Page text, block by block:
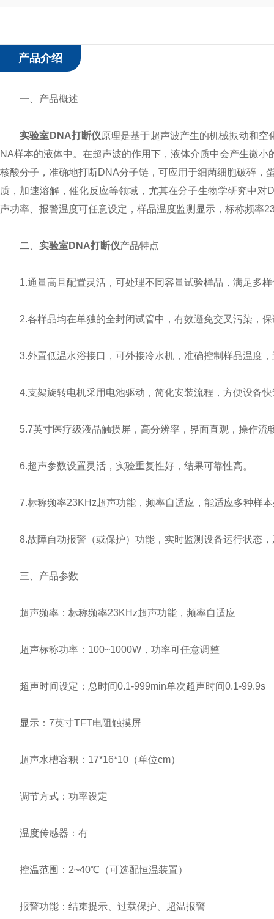
产品介绍
一、产品概述
实验室DNA打断仪原理是基于超声波产生的机械振动和
NA样本的液体中。在超声波的作用下，液体介质中会产生微
核酸分子，准确地打断DNA分子链，可应用于细菌细胞破碎
质，加速溶解，催化反应等领域，尤其在分子生物学研究中
声功率、报警温度可任意设定，样品温度监测显示，标称频率
二、 实验室DNA打断仪产品特点
1.通量高且配置灵活，可处理不同容量试验样品，满足多样
2.各样品均在单独的全封闭试管中，有效避免交叉污染，保
3.外置低温水浴接口，可外接冷水机，准确控制样品温度，
4.支架旋转电机采用电池驱动，简化安装流程，方便设备快
5.7英寸医疗级液晶触摸屏，高分辨率，界面直观，操作流
6.超声参数设置灵活，实验重复性好，结果可靠性高。
7.标称频率23KHz超声功能，频率自适应，能适应多种样本
8.故障自动报警（或保护）功能，实时监测设备运行状态，
三、产品参数
超声频率：标称频率23KHz超声功能，频率自适应
超声标称功率：100~1000W，功率可任意调整
超声时间设定：总时间0.1-999min单次超声时间0.1-99.9s
显示：7英寸TFT电阻触摸屏
超声水槽容积：17*16*10（单位cm）
调节方式：功率设定
温度传感器：有
控温范围：2~40℃（可选配恒温装置）
报警功能：结束提示、过载保护、超温报警